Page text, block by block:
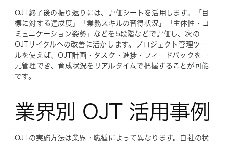
OJT終了後の振り返りには、評価シートを活用します。「目
標に対する達成度」「業務スキルの習得状況」「主体性・コ
ミュニケーション姿勢」などを5段階などで評価し、次の
OJTサイクルへの改善に活かします。プロジェクト管理ツー
ルを使えば、OJT計画・タスク・進捗・フィードバックを一
元管理でき、育成状況をリアルタイムで把握することが可能
です。
業界別 OJT 活用事例
OJTの実施方法は業界・職種によって異なります。自社の状